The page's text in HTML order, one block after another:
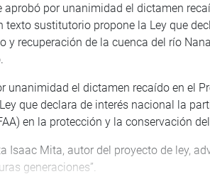
aprobó por unanimidad el dictamen
texto sustitutorio propone la Ley que
y recuperación de la cuenca del río
unanimidad el dictamen recaído en el
que declara de interés nacional la
en la protección y la conservación
Isaac Mita, autor del proyecto de ley,
generaciones”.